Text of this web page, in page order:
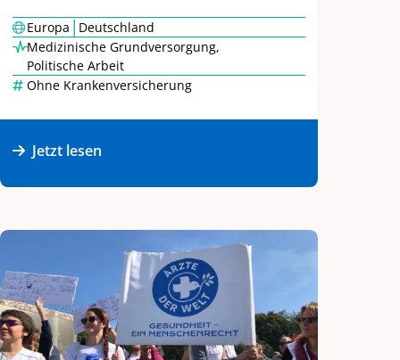
Europa|Deutschland
Medizinische Grundversorgung,
Politische Arbeit
Ohne Krankenversicherung
Jetzt lesen